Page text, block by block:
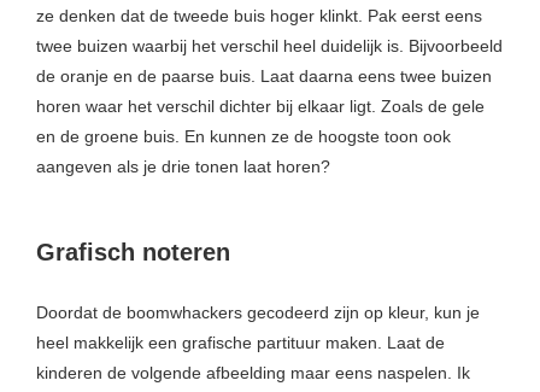
ze denken dat de tweede buis hoger klinkt. Pak eerst eens
twee buizen waarbij het verschil heel duidelijk is. Bijvoorbeeld
de oranje en de paarse buis. Laat daarna eens twee buizen
horen waar het verschil dichter bij elkaar ligt. Zoals de gele
en de groene buis. En kunnen ze de hoogste toon ook
aangeven als je drie tonen laat horen?
Grafisch noteren
Doordat de boomwhackers gecodeerd zijn op kleur, kun je
heel makkelijk een grafische partituur maken. Laat de
kinderen de volgende afbeelding maar eens naspelen. Ik